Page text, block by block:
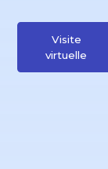
Visite
virtuelle